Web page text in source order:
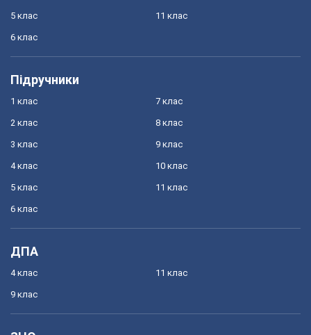
5 клас
6 клас
11 клас
Підручники
1 клас
2 клас
3 клас
4 клас
5 клас
6 клас
7 клас
8 клас
9 клас
10 клас
11 клас
ДПА
4 клас
9 клас
11 клас